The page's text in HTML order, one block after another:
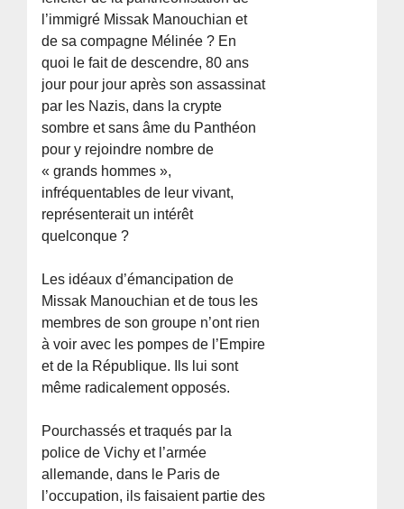
l’immigré Missak Manouchian et
de sa compagne Mélinée ? En
quoi le fait de descendre, 80 ans
jour pour jour après son assassinat
par les Nazis, dans la crypte
sombre et sans âme du Panthéon
pour y rejoindre nombre de
« grands hommes »,
infréquentables de leur vivant,
représenterait un intérêt
quelconque ?
Les idéaux d’émancipation de
Missak Manouchian et de tous les
membres de son groupe n’ont rien
à voir avec les pompes de l’Empire
et de la République. Ils lui sont
même radicalement opposés.
Pourchassés et traqués par la
police de Vichy et l’armée
allemande, dans le Paris de
l’occupation, ils faisaient partie des